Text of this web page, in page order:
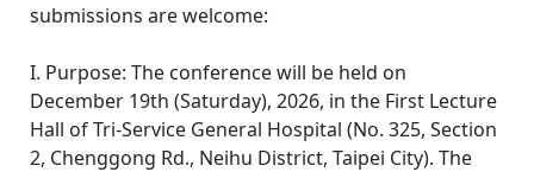
submissions are welcome:
I. Purpose: The conference will be held on
December 19th (Saturday), 2026, in the First Lecture
Hall of Tri-Service General Hospital (No. 325, Section
2, Chenggong Rd., Neihu District, Taipei City). The